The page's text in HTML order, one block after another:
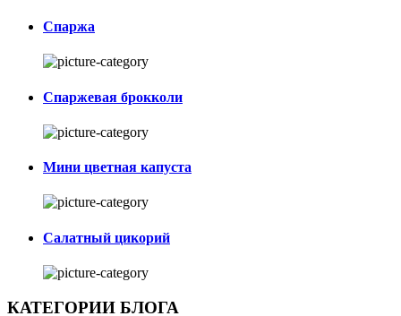
Спаржа
Спаржевая брокколи
Мини цветная капуста
Салатный цикорий
КАТЕГОРИИ БЛОГА